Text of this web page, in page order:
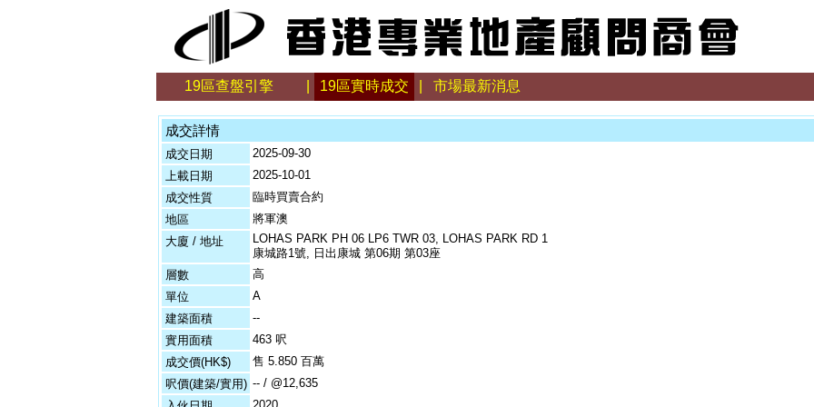
19區查盤引擎 19區實時成交 市場最新消息
成交詳情
成交日期
2025-09-30
上載日期
2025-10-01
成交性質
臨時買賣合約
地區
將軍澳
大廈 / 地址
LOHAS PARK PH 06 LP6 TWR 03, LOHAS PARK RD 1
康城路1號, 日出康城 第06期 第03座
層數
高
單位
A
建築面積
--
實用面積
463 呎
成交價(HK$)
售 5.850 百萬
呎價(建築/實用) -- / @12,635